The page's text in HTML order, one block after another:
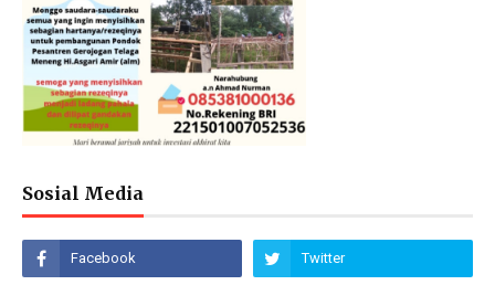
Sosial Media